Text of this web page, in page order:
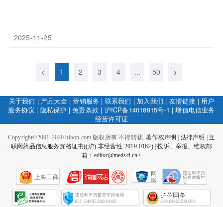
2025-11-25
< 1 2 3 4 ... 50 >
关于我们 | 产品大全|营销服务 | 联系我们 | 加入我们 | 友情链接 | 用户
服务协议 | 隐私保护 |免责条款 | 沪ICP备14018915号-1 |增值电信业务
经营许可证
Copyright©2001-2020 bioon.com 版权所有 不得转载.著作权声明 法律声明
互
联网药品信息服务资格证书((沪)-非经营性-2019-0162)|投诉、举报、维权邮
箱：editor@medsci.cn<
上海工商
网
络
会
征
021-54485309-8082 31010402000321